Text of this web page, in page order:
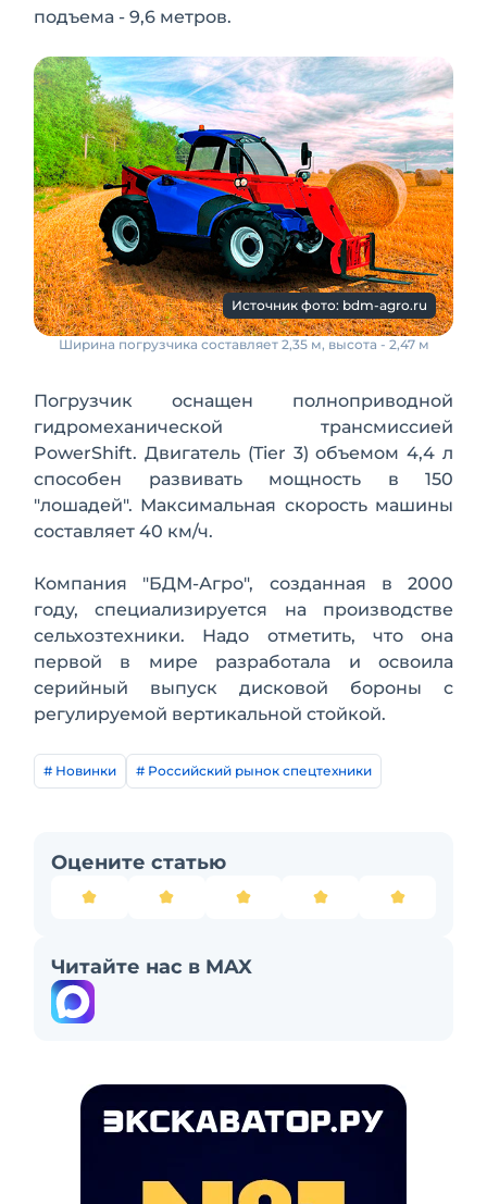
подъема - 9,6 метров.
Источник фото: bdm-agro.ru
Ширина погрузчика составляет 2,35 м, высота - 2,47 м
Погрузчик оснащен полноприводной
гидромеханической трансмиссией
PowerShift. Двигатель (Tier 3) объемом 4,4 л
способен развивать мощность в 150
"лошадей". Максимальная скорость машины
составляет 40 км/ч.
Компания "БДМ-Агро", созданная в 2000
году, специализируется на производстве
сельхозтехники. Надо отметить, что она
первой в мире разработала и освоила
серийный выпуск дисковой бороны с
регулируемой вертикальной стойкой.
# Новинки # Российский рынок спецтехники
Оцените статью
Читайте нас в MAX